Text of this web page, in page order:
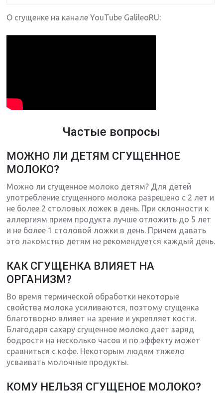
О сгущенке на канале YouTube GalileoRU:
Частые вопросы
МОЖНО ЛИ ДЕТЯМ СГУЩЕННОЕ
МОЛОКО?
Можно ли сгущенное молоко детям? Для детей
употребление сгущенного молока разрешено с 2 лет и
не более 2 столовых ложек в день. При склонности к
аллергиям прием продукта лучше отложить до 5 лет
и не более 1 столовой ложки в день. Причем давать
это лакомство детям не рекомендуется каждый день.
КАК СГУЩЕНКА ВЛИЯЕТ НА
ОРГАНИЗМ?
Во время термической обработки некоторые
свойства молока усиливаются, поэтому сгущенка
благотворно влияет на зрение и укрепляет кости.
Благодаря сахару сгущенное молоко дает заряд
бодрости на несколько часов и по эффекту может
сравниться с кофе. Некоторым людям тяжело
усваивать молочные продукты.
КОМУ НЕЛЬЗЯ СГУЩЕНОЕ МОЛОКО?